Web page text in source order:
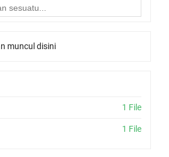
muncul disini
1 File
1 File